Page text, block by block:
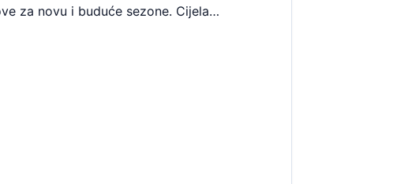
za novu i buduće sezone. Cijela…